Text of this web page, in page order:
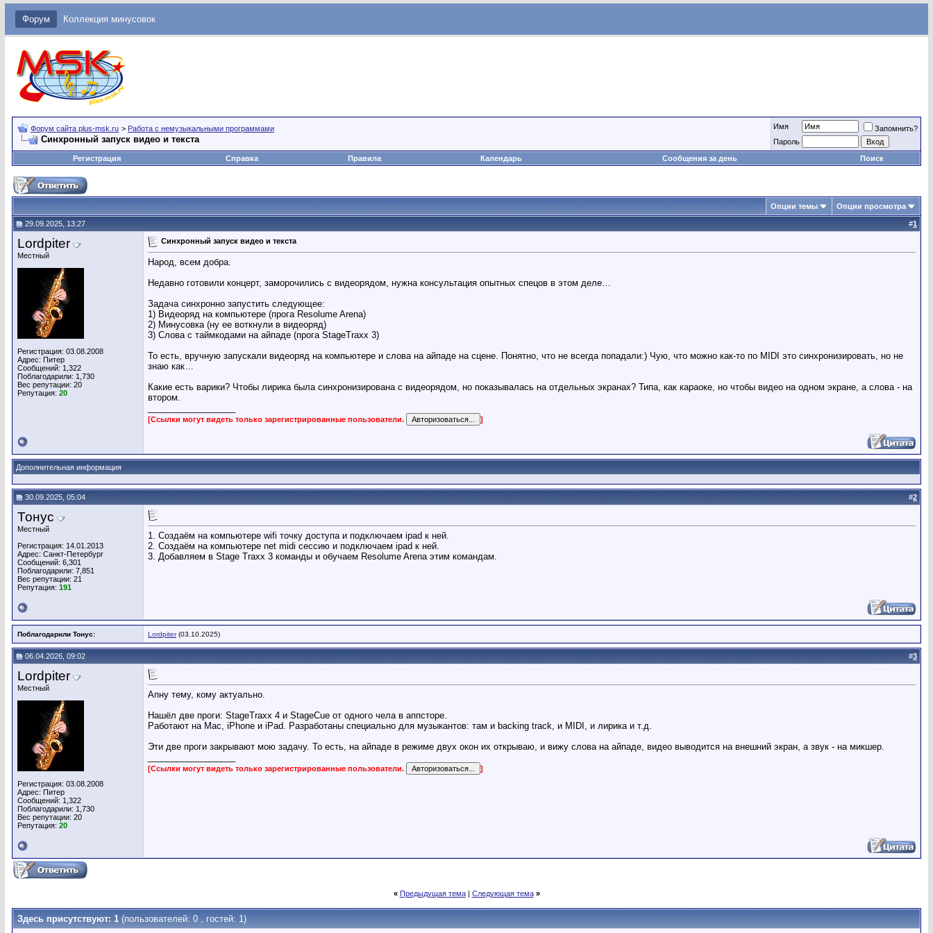
Форум Коллекция минусовок
Форум сайта plus-msk.ru > Работа с немузыкальными программами
Синхронный запуск видео и текста
Имя
Запомнить?
Пароль
Регистрация
Справка Правила Календарь Сообщения за день Поиск
Опции темы Опции просмотра
29.09.2025, 13:27 #1
Lordpiter
Местный
Регистрация: 03.08.2008
Адрес: Питер
Сообщений: 1,322
Поблагодарили: 1,730
Вес репутации: 20
Репутация: 20
Синхронный запуск видео и текста
Народ, всем добра.
Недавно готовили концерт, заморочились с видеорядом, нужна консультация опытных спецов в этом деле…
Задача синхронно запустить следующее:
1) Видеоряд на компьютере (прога Resolume Arena)
2) Минусовка (ну ее воткнули в видеоряд)
3) Слова с таймкодами на айпаде (прога StageTraxx 3)
То есть, вручную запускали видеоряд на компьютере и слова на айпаде на сцене. Понятно, что не всегда попадали:) Чую, что можно как-то по MIDI это синхронизировать, но не
знаю как…
Какие есть варики? Чтобы лирика была синхронизирована с видеорядом, но показывалась на отдельных экранах? Типа, как караоке, но чтобы видео на одном экране, а слова - на
втором.
[Ссылки могут видеть только зарегистрированные пользователи. ]
Дополнительная информация
30.09.2025, 05:04 #2
Тонус
Местный
Регистрация: 14.01.2013
Адрес: Санкт-Петербург
Сообщений: 6,301
Поблагодарили: 7,851
Вес репутации: 21
Репутация: 191
1. Создаём на компьютере wifi точку доступа и подключаем ipad к ней.
2. Создаём на компьютере net midi сессию и подключаем ipad к ней.
3. Добавляем в Stage Traxx 3 команды и обучаем Resolume Arena этим командам.
Поблагодарили Тонус: Lordpiter(03.10.2025)
06.04.2026, 09:02 #3
Lordpiter
Местный
Регистрация: 03.08.2008
Адрес: Питер
Сообщений: 1,322
Поблагодарили: 1,730
Вес репутации: 20
Репутация: 20
Апну тему, кому актуально.
Нашёл две проги: StageTraxx 4 и StageCue от одного чела в аппсторе.
Работают на Mac, iPhone и iPad. Разработаны специально для музыкантов: там и backing track, и MIDI, и лирика и т.д.
Эти две проги закрывают мою задачу. То есть, на айпаде в режиме двух окон их открываю, и вижу слова на айпаде, видео выводится на внешний экран, а звук - на микшер.
[Ссылки могут видеть только зарегистрированные пользователи. ]
« Предыдущая тема| Следующая тема »
Здесь присутствуют: 1 (пользователей: 0 , гостей: 1)